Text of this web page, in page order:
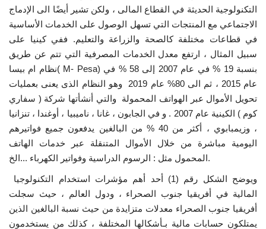
لغة
English Swahili español
French Arabic
التكنولوجية الحديثة في القطاع المالى ، ولكن تشير أيضًا الى الإدماج
الاجتماعي مع المنتجات التي تسهل الوصول على الخدمات الأساسية
في قطاعات مختلفة كالصحة والزراعة والتعليم. ففي كينيا على
سبيل المثال ، ارتفع معدل الخدمات المصرفية التي تتم عن طريق
نظام ام بيسا( M- Pesa) بنسبة 19 % في عام 2007 إلى 58 % في
عام 2015 ، ثم الى 80% عام 2019 وهو النظام الذى يعنى بعمليات
تحويل الأموال عبر الهواتف المحمولة والتي أنشأتها شركة ( سفاري
كوم ) الكينية عام 2007 . و في الجابون ، غانا ، ناميبيا ، أوغندا ، تنزانيا
، وزيمبابوي ، أكثر من 40 % من البالغين يدفعون جميع فواتيرهم
اليومية مباشرة من خلال الأموال المتنقلة عبر خدمات الهاتف
المحمول مثل : الرسوم الدراسية وفواتير الكهرباء ...الخ.
المالية في أفريقيا جنوب الصحراء ، ودول العالم ، حيث سجلت
أفريقيا جنوب الصحراء معدلات متزايدة من حيث نسبة البالغين الذين
يمتلكون حسابات مالية بـأشكالها المختلفة ، كذلك من يستخدمون